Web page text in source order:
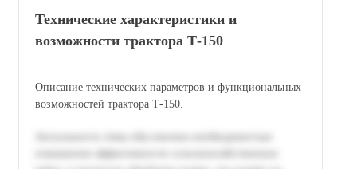
Технические характеристики и
возможности трактора Т-150
Описание технических параметров и функциональных
возможностей трактора Т-150.